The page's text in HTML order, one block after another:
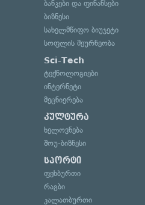
ბანკები და ფინანსები
ბიზნესი
სახელმწიფო ბიუჯეტი
სოფლის მეურნეობა
Sci-Tech
ტექნოლოგიები
ინტერნეტი
მეცნიერება
კულტურა
ხელოვნება
შოუ-ბიზნესი
სპორტი
ფეხბურთი
რაგბი
კალათბურთი